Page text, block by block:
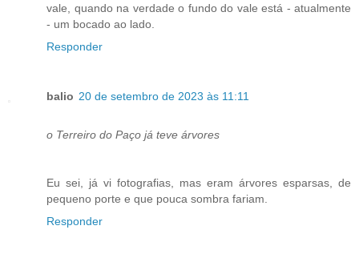
vale, quando na verdade o fundo do vale está - atualmente
- um bocado ao lado.
Responder
balio 20 de setembro de 2023 às 11:11
o Terreiro do Paço já teve árvores
Eu sei, já vi fotografias, mas eram árvores esparsas, de
pequeno porte e que pouca sombra fariam.
Responder